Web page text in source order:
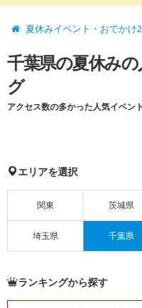
夏休みイベント・おでかけ
千葉県の夏休み
グ
アクセス数の多かった人気イベン
エリアを選択
関東 茨城県
埼玉県 千葉県
ランキングから探す